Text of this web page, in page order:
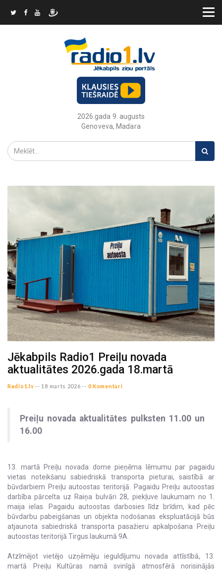
2026.gada 9. augusts
Genoveva, Madara
Jēkabpils Radio1 Preiļu novada
aktualitātes 2026.gada 18.martā
Radio1.lv -- 18 marts 2026 -- 0 Komentāri
Preiļu novada aktualitātes pulksten 11.00 un
16.00
13. martā Preiļu novada dome pieņēma lēmumu par pagaidu
vietas noteikšanu sabiedriskā transporta pieturai, saistībā ar
būvdarbiem Preiļu autoostas teritorijā. Pagaidu Preiļu autoostas
darbība pārcelta uz Raiņa bulvāri 28, piekļuve laukumam no 1.
maija ielas. Pagaidu autoostas darbosies līdz brīdim, kad pēc
būvdarbu pabeigšanas un objekta nodošanas ekspluatācijā būs
atjaunota sabiedriskā transporta pasažieru apkalpošana Preiļu
autoostas teritorijā Tirgus laukumā 9A.
Atzīmējot vietējo uzņēmēju ieguldījumu novada attīstībā, 13.
martā Preiļu Kultūras namā svinīgā atmosfērā norisinājās